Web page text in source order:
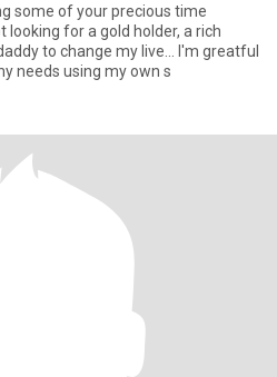
some of your precious time
to change my live... I'm greatful
needs using my own s